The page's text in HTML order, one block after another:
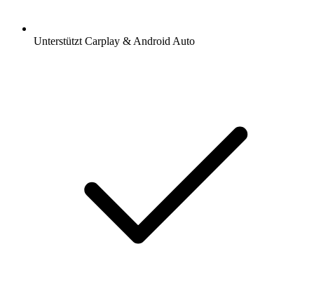
Unterstützt Carplay & Android Auto